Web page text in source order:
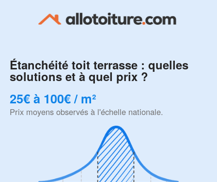
Étanchéité toit terrasse : quelles
solutions et à quel prix ?
25€ à 100€ / m²
Prix moyens observés à l'échelle nationale.